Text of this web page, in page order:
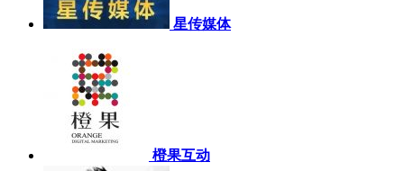
星传媒体
橙果互动